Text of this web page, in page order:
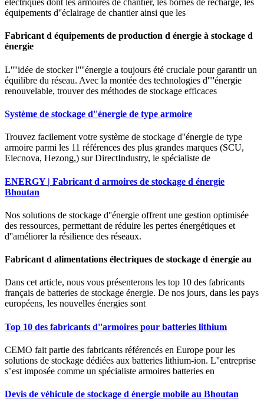
électriques dont les armoires de chantier, les bornes de recharge, les
équipements d''éclairage de chantier ainsi que les
Fabricant d équipements de production d énergie à stockage d
énergie
L''''idée de stocker l''''énergie a toujours été cruciale pour garantir un
équilibre du réseau. Avec la montée des technologies d''''énergie
renouvelable, trouver des méthodes de stockage efficaces
Système de stockage d''énergie de type armoire
Trouvez facilement votre système de stockage d''énergie de type
armoire parmi les 11 références des plus grandes marques (SCU,
Elecnova, Hezong,) sur DirectIndustry, le spécialiste de
ENERGY | Fabricant d armoires de stockage d énergie
Bhoutan
Nos solutions de stockage d''énergie offrent une gestion optimisée
des ressources, permettant de réduire les pertes énergétiques et
d''améliorer la résilience des réseaux.
Fabricant d alimentations électriques de stockage d énergie au
Dans cet article, nous vous présenterons les top 10 des fabricants
français de batteries de stockage énergie. De nos jours, dans les pays
européens, les nouvelles énergies sont
Top 10 des fabricants d''armoires pour batteries lithium
CEMO fait partie des fabricants référencés en Europe pour les
solutions de stockage dédiées aux batteries lithium-ion. L''entreprise
s''est imposée comme un spécialiste armoires batteries en
Devis de véhicule de stockage d énergie mobile au Bhoutan